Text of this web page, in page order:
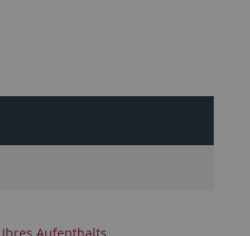
Aufenthalts